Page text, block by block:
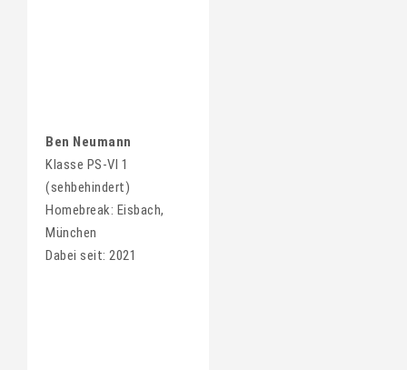
Ben Neumann
Klasse PS-VI 1
(sehbehindert)
Homebreak: Eisbach,
München
Dabei seit: 2021